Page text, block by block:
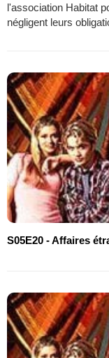
l'association Habitat
négligent leurs
S05E20 - Affaires